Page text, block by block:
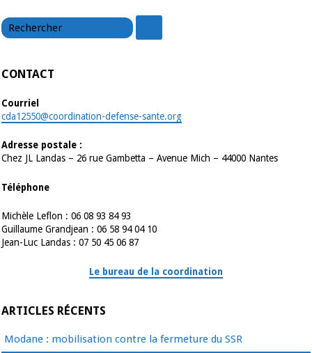
CONTACT
Courriel
cda12550@coordination-defense-sante.org
Adresse postale :
Chez JL Landas – 26 rue Gambetta – Avenue Mich – 44000 Nantes
Téléphone
Michèle Leflon : 06 08 93 84 93
Guillaume Grandjean : 06 58 94 04 10
Jean-Luc Landas : 07 50 45 06 87
Le bureau de la coordination
ARTICLES RÉCENTS
Modane : mobilisation contre la fermeture du SSR